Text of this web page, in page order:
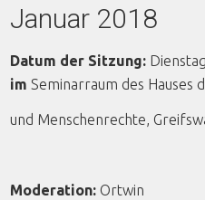
Januar 2018
Datum der Sitzung:
im Seminarraum des Hauses
und Menschenrechte,
Moderation: Ortwin